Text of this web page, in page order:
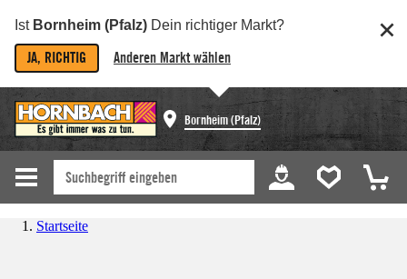
Ist Bornheim (Pfalz) Dein richtiger Markt?
JA, RICHTIG Anderen Markt wählen
Bornheim (Pfalz)
Startseite